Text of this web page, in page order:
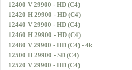
12400 V 29900 - HD (C4)
12420 H 29900 - HD (C4)
12440 V 29900 - HD (C4)
12460 H 29900 - HD (C4)
12480 V 29900 - HD (C4) - 4k
12500 H 29900 - SD (C4)
12520 V 29900 - HD (C4)